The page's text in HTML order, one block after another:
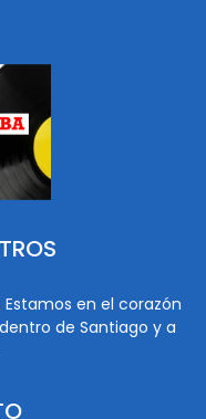
en el corazón
de Santiago y a